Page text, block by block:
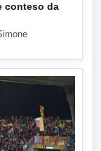
conteso da